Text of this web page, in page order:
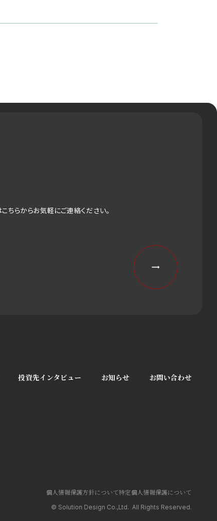
ちらからお気軽にご連絡ください。
投資先インタビュー お知らせ お問い合わせ
個人情報保護方針について特定個人情報保護について
© Solution Design Co.,Ltd. All Rights Reserved.